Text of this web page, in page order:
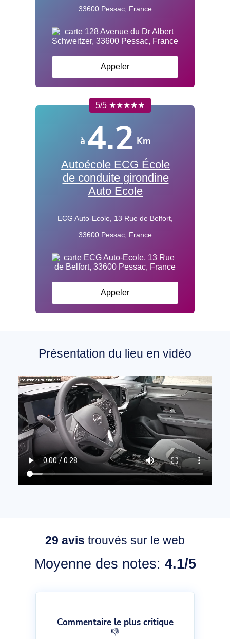
33600 Pessac, France
Appeler
5/5 ★★★★★
à 4.2 Km
Autoécole ECG École
de conduite girondine
Auto Ecole
ECG Auto-Ecole, 13 Rue de Belfort,
33600 Pessac, France
Appeler
Présentation du lieu en vidéo
29 avis trouvés sur le web
Moyenne des notes: 4.1/5
Commentaire le plus critique
👎